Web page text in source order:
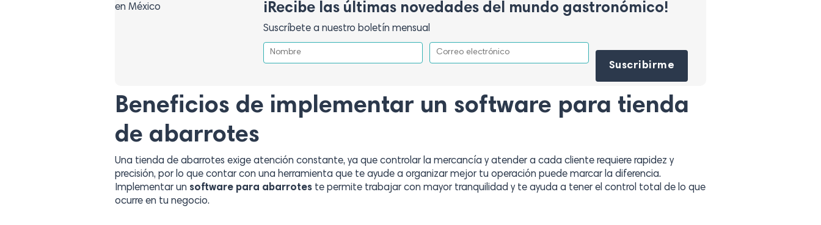
¡Recibe las últimas novedades del mundo gastronómico!
Suscríbete a nuestro boletín mensual
Por favor, deja este campo vacío.
Beneficios de implementar un software para tienda
de abarrotes
Una tienda de abarrotes exige atención constante, ya que controlar la mercancía y atender a cada cliente requiere rapidez y
precisión, por lo que contar con una herramienta que te ayude a organizar mejor tu operación puede marcar la diferencia.
Implementar un software para abarrotes te permite trabajar con mayor tranquilidad y te ayuda a tener el control total de lo que
ocurre en tu negocio.